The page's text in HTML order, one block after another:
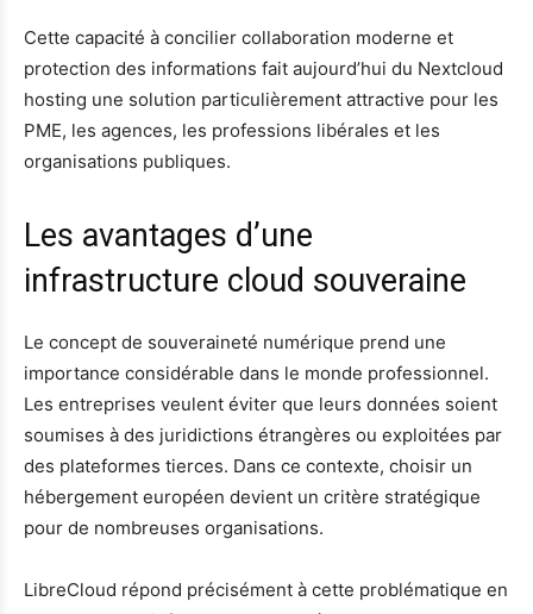
Cette capacité à concilier collaboration moderne et
protection des informations fait aujourd’hui du Nextcloud
hosting une solution particulièrement attractive pour les
PME, les agences, les professions libérales et les
organisations publiques.
Les avantages d’une
infrastructure cloud souveraine
Le concept de souveraineté numérique prend une
importance considérable dans le monde professionnel.
Les entreprises veulent éviter que leurs données soient
soumises à des juridictions étrangères ou exploitées par
des plateformes tierces. Dans ce contexte, choisir un
hébergement européen devient un critère stratégique
pour de nombreuses organisations.
LibreCloud répond précisément à cette problématique en